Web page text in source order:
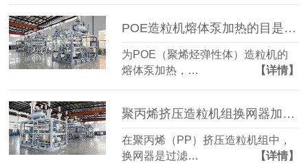
POE造粒机熔体泵加热的目是什么？
为POE（聚烯烃弹性体）造粒机的
熔体泵加热，…
【详情】
聚丙烯挤压造粒机组换网器加热方式？
在聚丙烯（PP）挤压造粒机组中，
换网器是过滤…
【详情】